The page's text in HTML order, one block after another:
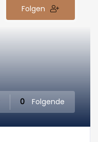
0 Folgende
Folgen